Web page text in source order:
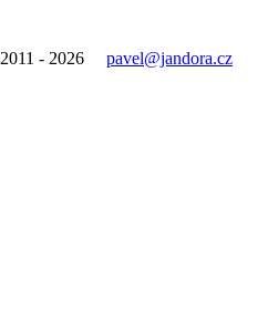
2011 - 2026 pavel@jandora.cz